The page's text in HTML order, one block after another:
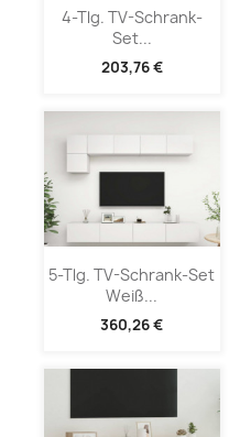
4-Tlg. TV-Schrank-
Set...
203,76 €
5-Tlg. TV-Schrank-Set
Weiß...
360,26 €